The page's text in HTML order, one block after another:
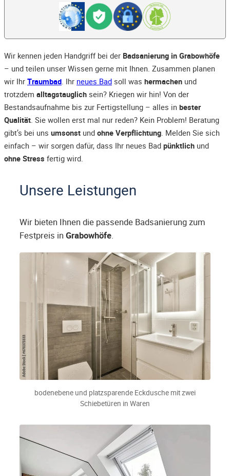
Wir kennen jeden Handgriff bei der Badsanierung in Grabowhöfe
– und teilen unser Wissen gerne mit Ihnen. Zusammen planen
wir Ihr Traumbad. Ihr neues Bad soll was hermachen und
trotzdem alltagstauglich sein? Kriegen wir hin! Von der
Bestandsaufnahme bis zur Fertigstellung – alles in bester
Qualität. Sie wollen erst mal nur reden? Kein Problem! Beratung
gibt’s bei uns umsonst und ohne Verpflichtung. Melden Sie sich
einfach – wir sorgen dafür, dass Ihr neues Bad pünktlich und
ohne Stress fertig wird.
Unsere Leistungen
Wir bieten Ihnen die passende Badsanierung zum
Festpreis in Grabowhöfe.
bodenebene und platzsparende Eckdusche mit zwei
Schiebetüren in Waren